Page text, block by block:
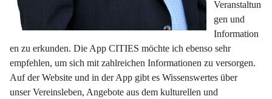
Veranstaltun
gen und
Information
en zu erkunden. Die App CITIES möchte ich ebenso sehr
empfehlen, um sich mit zahlreichen Informationen zu versorgen.
Auf der Website und in der App gibt es Wissenswertes über
unser Vereinsleben, Angebote aus dem kulturellen und